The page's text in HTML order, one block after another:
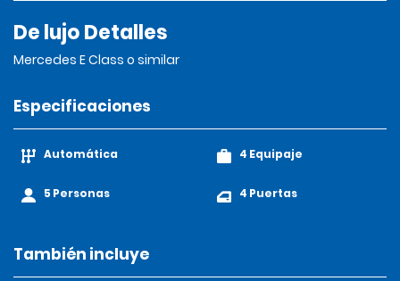
De lujo Detalles
Mercedes E Class o similar
Especificaciones
Automática
5 Personas
4 Equipaje
4 Puertas
También incluye